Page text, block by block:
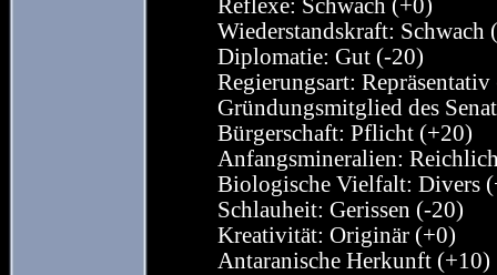
Reflexe: Schwach (+0)
Wiederstandskraft: Schwach
Diplomatie: Gut (-20)
Regierungsart:
Gründungsmitglied des
Bürgerschaft: Pflicht (+20)
Anfangsmineralien:
Biologische Vielfalt: Divers
Schlauheit: Gerissen (-20)
Kreativität: Originär (+0)
Antaranische Herkunft (+10)